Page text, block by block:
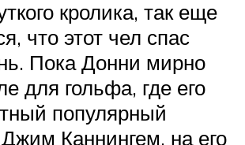
кролика, так еще
что этот чел спас
Пока Донни мирно
для гольфа, где его
популярный
Каннингем, на его